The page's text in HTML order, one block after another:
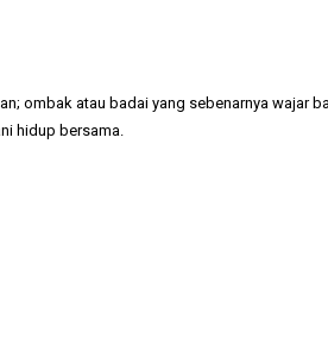
ombak atau badai yang sebenarnya wajar
hidup bersama.